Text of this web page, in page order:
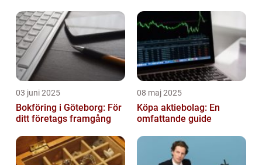
03 juni 2025
Bokföring i Göteborg: För
ditt företags framgång
08 maj 2025
Köpa aktiebolag: En
omfattande guide